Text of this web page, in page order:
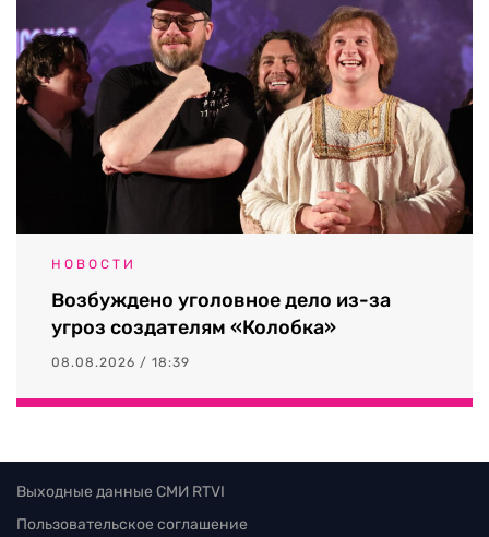
НОВОСТИ
Возбуждено уголовное дело из-за
угроз создателям «Колобка»
08.08.2026 / 18:39
Выходные данные СМИ RTVI
Пользовательское соглашение